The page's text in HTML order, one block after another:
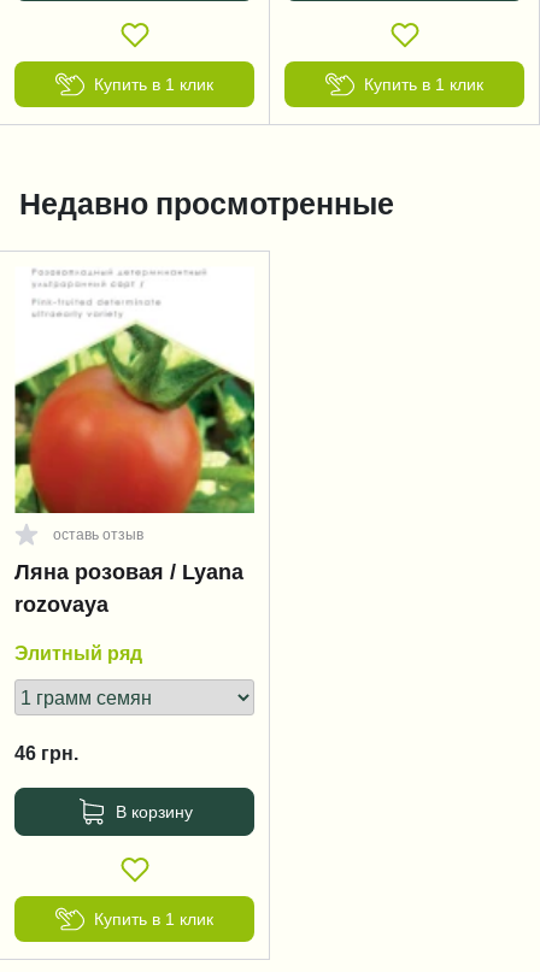
Купить в 1 клик Купить в 1 клик
Недавно просмотренные
оставь отзыв
Ляна розовая / Lyana
rozovaya
Элитный ряд
46 грн.
В корзину
Купить в 1 клик